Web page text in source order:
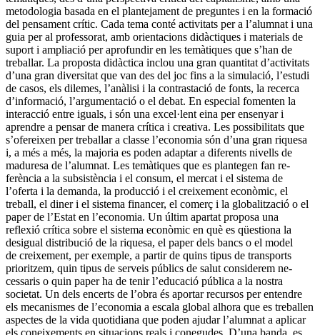
metodologia basada en el plante­jament de preguntes i en la formació
del pensament crític. Cada tema conté activitats per a l’alumnat i una
guia per al professorat, amb orientacions didàctiques i materials de
suport i ampliació per aprofundir en les temàtiques que s’han de
treballar. La proposta didàctica inclou una gran quantitat d’activitats
d’una gran diversitat que van des del joc fins a la simulació, l’estudi
de casos, els dilemes, l’anàlisi i la contrastació de fonts, la recerca
d’informa­ció, l’argumentació o el debat. En especial fomenten la
interacció entre iguals, i són una excel·lent eina per ensenyar i
aprendre a pensar de manera crítica i creativa. Les possibilitats que
s’ofereixen per treballar a classe l’economia són d’una gran riquesa
i, a més a més, la majoria es poden adaptar a diferents nivells de
maduresa de l’alumnat. Les temàtiques que es plantegen fan re­
ferència a la subsistència i el consum, el mercat i el sistema de
l’oferta i la demanda, la producció i el creixement econòmic, el
treball, el diner i el sistema financer, el co­merç i la globalització o el
paper de l’Estat en l’economia. Un últim apartat proposa una
reflexió crítica sobre el sistema econòmic en què es qüestiona la
desigual distribució de la riquesa, el paper dels bancs o el model
de creixement, per exemple, a partir de quins tipus de transports
prioritzem, quin tipus de serveis públics de salut considerem ne­
cessaris o quin paper ha de tenir l’educació pública a la nostra
societat. Un dels encerts de l’obra és aportar recursos per entendre
els mecanismes de l’economia a es­cala global alhora que es treballen
aspectes de la vida quotidiana que poden ajudar l’alumnat a aplicar
els coneixements en situacions reals i conegudes. D’una banda, es